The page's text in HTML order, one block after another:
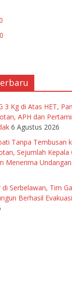
3 Kg di Atas HET,
APH dan
6 Agustus 2026
Tanpa Tembusan
Sejumlah Kepala
Menerima
Serbelawan, Tim
Berhasil